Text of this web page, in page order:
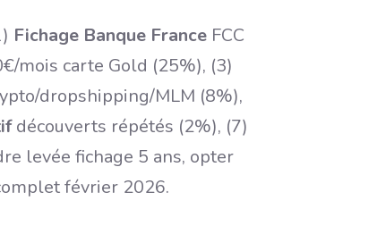
Fichage Banque France FCC
mois carte Gold (25%), (3)
dropshipping/MLM (8%),
découverts répétés (2%), (7)
levée fichage 5 ans, opter
février 2026.